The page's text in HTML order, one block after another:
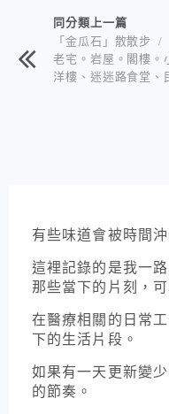
同分類上一篇
「金瓜石」散散步 /
老宅。岩屋。閣樓。
洋樓、迷迷路食堂、
有些味道會被時間
這裡記錄的是我一
那些當下的片刻，
在醫療相關的日常
下的生活片段。
如果有一天更新變
的節奏。